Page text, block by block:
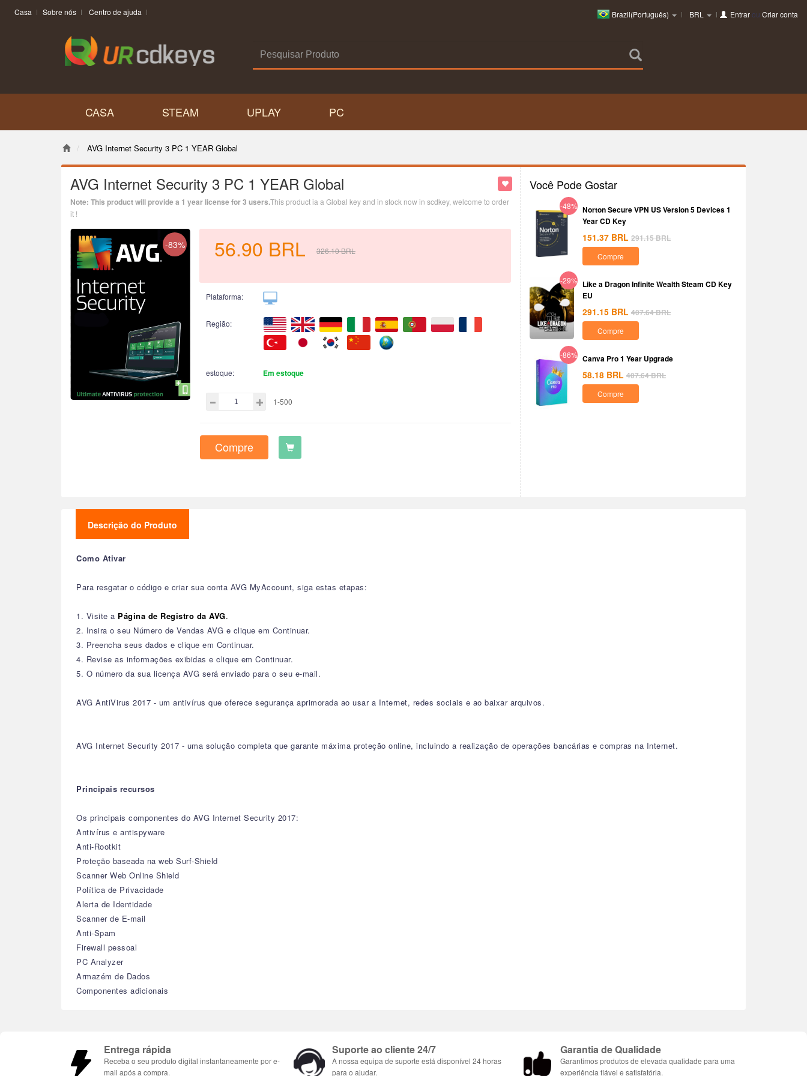
Casa Sobre nós Centro de ajuda Brazil(Português) BRL Entrarou Criar conta
CASA STEAM UPLAY PC
AVG Internet Security 3 PC 1 YEAR Global
AVG Internet Security 3 PC 1 YEAR Global
Note: This product will provide a 1 year license for 3 users.This product ia a Global key and in stock now in scdkey, welcome to order
it !
-83% 56.90 BRL 326.10BRL
Plataforma:
Região:
estoque: Em estoque
1-500
Compre
Você Pode Gostar
-48% Norton Secure VPN US Version 5 Devices 1
Year CD Key
151.37 BRL 291.15BRL
Compre
-29% Like a Dragon Infinite Wealth Steam CD Key
EU
291.15 BRL 407.64BRL
Compre
-86% Canva Pro 1 Year Upgrade
58.18 BRL 407.64BRL
Compre
Descrição do Produto
Como Ativar
Para resgatar o código e criar sua conta AVG MyAccount, siga estas etapas:
1. Visite a Página de Registro da AVG.
2. Insira o seu Número de Vendas AVG e clique em Continuar.
3. Preencha seus dados e clique em Continuar.
4. Revise as informações exibidas e clique em Continuar.
5. O número da sua licença AVG será enviado para o seu e-mail.
AVG AntiVirus 2017 - um antivírus que oferece segurança aprimorada ao usar a Internet, redes sociais e ao baixar arquivos.
AVG Internet Security 2017 - uma solução completa que garante máxima proteção online, incluindo a realização de operações bancárias e compras na Internet.
Principais recursos
Os principais componentes do AVG Internet Security 2017:
Antivírus e antispyware
Anti-Rootkit
Proteção baseada na web Surf-Shield
Scanner Web Online Shield
Política de Privacidade
Alerta de Identidade
Scanner de E-mail
Anti-Spam
Firewall pessoal
PC Analyzer
Armazém de Dados
Componentes adicionais
Entrega rápida
Receba o seu produto digital instantaneamente por e-
mail após a compra.
Suporte ao cliente 24/7
A nossa equipa de suporte está disponível 24 horas
para o ajudar.
Garantia de Qualidade
Garantimos produtos de elevada qualidade para uma
experiência fiável e satisfatória.